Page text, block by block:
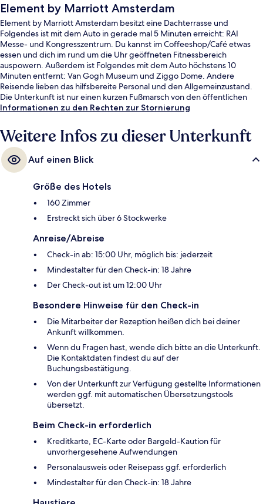
Element by Marriott Amsterdam
Element by Marriott Amsterdam besitzt eine Dachterrasse und
Folgendes ist mit dem Auto in gerade mal 5 Minuten erreicht: RAI
Messe- und Kongresszentrum. Du kannst im Coffeeshop/Café etwas
essen und dich im rund um die Uhr geöffneten Fitnessbereich
auspowern. Außerdem ist Folgendes mit dem Auto höchstens 10
Minuten entfernt: Van Gogh Museum und Ziggo Dome. Andere
Reisende lieben das hilfsbereite Personal und den Allgemeinzustand.
Die Unterkunft ist nur einen kurzen Fußmarsch von den öffentlichen
Verkehrsmitteln entfernt: Zur U-Bahn läuft man 7 Minuten
Boelelaan/Vrije Universiteit).
Informationen zu den Rechten zur Stornierung
Weitere Infos zu dieser Unterkunft
Auf einen Blick
Größe des Hotels
160 Zimmer
Erstreckt sich über 6 Stockwerke
Anreise/Abreise
Check-in ab: 15:00 Uhr, möglich bis: jederzeit
Mindestalter für den Check-in: 18 Jahre
Der Check-out ist um 12:00 Uhr
Besondere Hinweise für den Check-in
Die Mitarbeiter der Rezeption heißen dich bei deiner
Ankunft willkommen.
Wenn du Fragen hast, wende dich bitte an die Unterkunft.
Die Kontaktdaten findest du auf der
Buchungsbestätigung.
Von der Unterkunft zur Verfügung gestellte Informationen
werden ggf. mit automatischen Übersetzungstools
übersetzt.
Beim Check-in erforderlich
Kreditkarte, EC-Karte oder Bargeld-Kaution für
unvorhergesehene Aufwendungen
Personalausweis oder Reisepass ggf. erforderlich
Mindestalter für den Check-in: 18 Jahre